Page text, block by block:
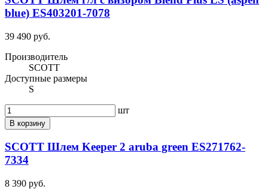
blue) ES403201-7078
39 490 руб.
Производитель
SCOTT
Доступные размеры
S
шт
В корзину
SCOTT Шлем Keeper 2 aruba green ES271762-
7334
8 390 руб.